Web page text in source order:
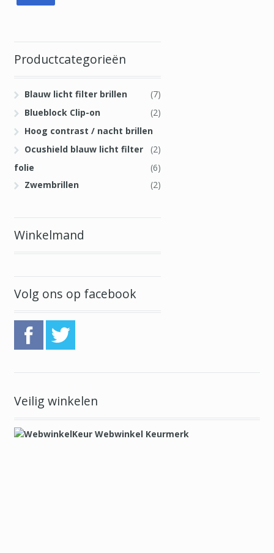
Productcategorieën
Blauw licht filter brillen
(7)
Blueblock Clip-on
(2)
Hoog contrast / nacht brillen
(2)
Ocushield blauw licht filter
folie
(6)
Zwembrillen
(2)
Winkelmand
Volg ons op facebook
Veilig winkelen